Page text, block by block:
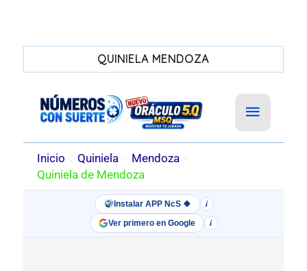
QUINIELA MENDOZA